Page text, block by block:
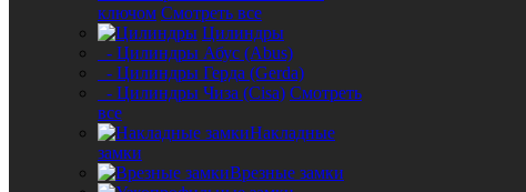
ключом Смотреть все
Цилиндры
- Цилиндры Абус (Abus)
- Цилиндры Герда (Gerda)
- Цилиндры Чиза (Cisa) Смотреть
все
Накладные
замки
Врезные замки